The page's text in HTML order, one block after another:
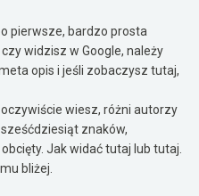
pierwsze, bardzo prosta
widzisz w Google, należy
opis i jeśli zobaczysz tutaj,
wiesz, różni autorzy
znaków,
Jak widać tutaj lub tutaj.
bliżej.